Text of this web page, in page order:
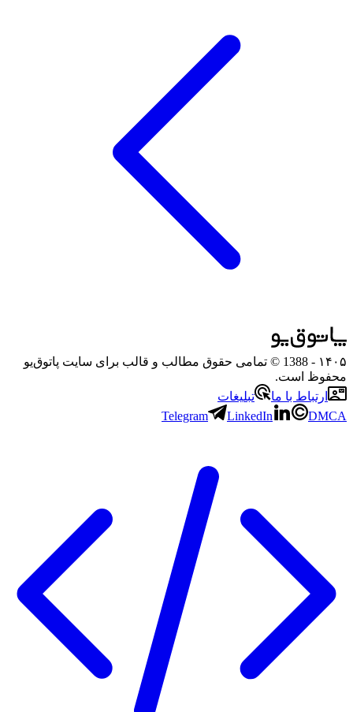
۱۴۰۵
- 1388 © تمامی حقوق مطالب و قالب برای سایت پاتوق‌یو
محفوظ است.
ارتباط با ما
تبلیغات
Telegram
LinkedIn DMCA